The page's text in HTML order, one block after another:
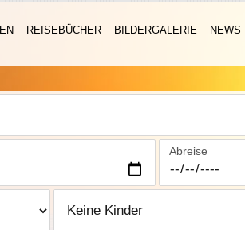
REISEBÜCHER BILDERGALERIE NEWS
Abreise